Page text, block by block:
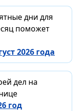
дни для
поможет
2026 года
дел на
год